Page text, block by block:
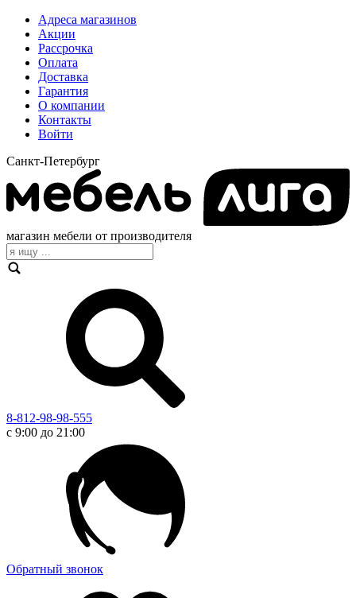
Адреса магазинов
Акции
Рассрочка
Оплата
Доставка
Гарантия
О компании
Контакты
Войти
Санкт-Петербург
магазин мебели от производителя
8-812-98-98-555
с 9:00 до 21:00
Обратный звонок